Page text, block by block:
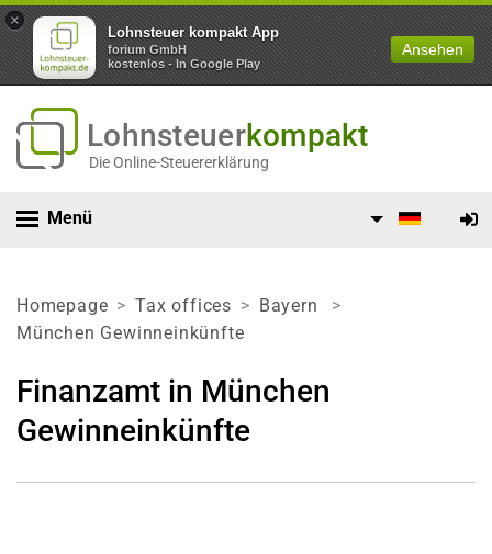
×
Lohnsteuer kompakt App
forium GmbH
kostenlos - In Google Play
Ansehen
Lohnsteuerkompakt
Die Online-Steuererklärung
Menü
Homepage Tax offices
Bayern
München Gewinneinkünfte
Finanzamt in München
Gewinneinkünfte